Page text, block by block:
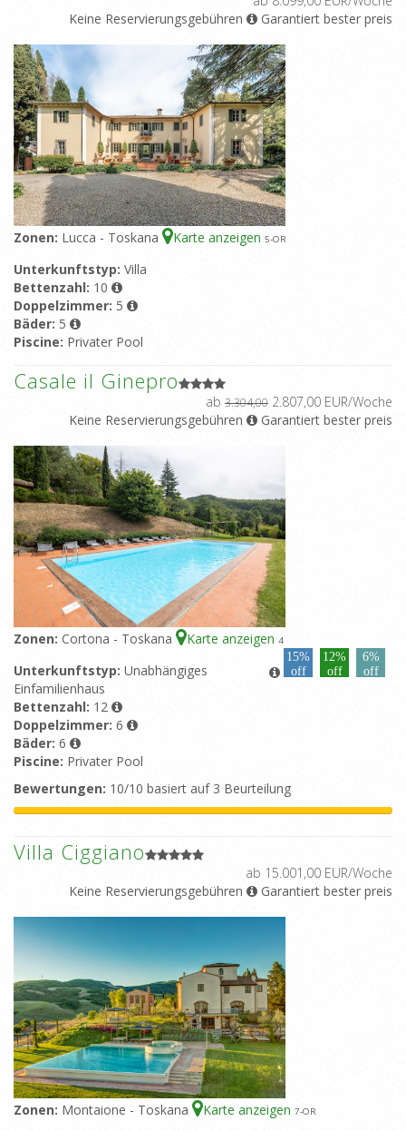
Keine Reservierungsgebühren
Garantiert bester preis
Zonen: Lucca - Toskana Karte anzeigen 5-OR
Unterkunftstyp: Villa
Bettenzahl: 10
Doppelzimmer: 5
Bäder: 5
Piscine: Privater Pool
Casale il Ginepro
ab 3.304,00 2.807,00 EUR/Woche
Keine Reservierungsgebühren
Garantiert bester preis
Zonen: Cortona - Toskana Karte anzeigen 4
15%
off
12%
off
6%
off
Unterkunftstyp: Unabhängiges
Einfamilienhaus
Bettenzahl: 12
Doppelzimmer: 6
Bäder: 6
Piscine: Privater Pool
Bewertungen: 10/10 basiert auf 3 Beurteilung
Villa Ciggiano
ab 15.001,00 EUR/Woche
Keine Reservierungsgebühren
Garantiert bester preis
Zonen: Montaione - Toskana Karte anzeigen 7-OR